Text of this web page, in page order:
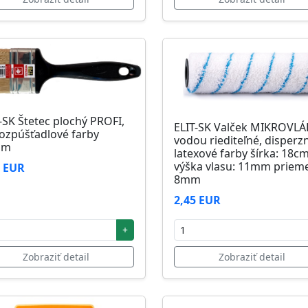
SK Štetec plochý PROFI,
farby
+
Zobraziť detail
ELIT-SK Valček
vodou riediteľné,
latexové farby šírka:
výška vlasu: 11mm
8mm
2,45 EUR
Zobraziť detail